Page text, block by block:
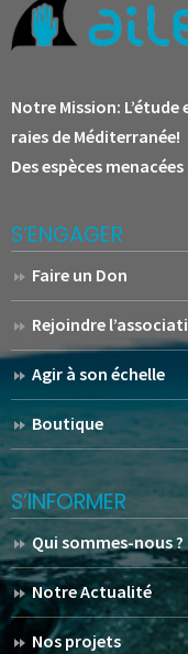
Notre Mission:
raies de Méditerranée!
Des espèces
S’ENGAGER
Faire un Don
Rejoindre
Agir à son échelle
Boutique
S’INFORMER
Qui sommes-nous ?
Notre Actualité
Nos projets